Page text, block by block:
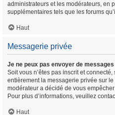
administrateurs et les modérateurs, en
supplémentaires tels que les forums
Haut
Messagerie privée
Je ne peux pas envoyer de
Soit vous n’êtes pas inscrit et
entièrement la messagerie privée sur
modérateur a décidé de vous
Pour plus d’informations, veuillez
Haut